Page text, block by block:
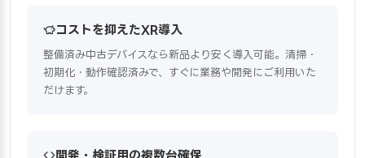
コストを抑えたXR導入
整備済み中古デバイスなら新品より安く導入可能。清掃・
初期化・動作確認済みで、すぐに業務や開発にご利用いた
だけます。
開発・検証用の複数台確保